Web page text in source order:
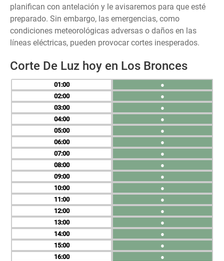
planifican con antelación y le avisaremos para que esté
preparado. Sin embargo, las emergencias, como
condiciones meteorológicas adversas o daños en las
líneas eléctricas, pueden provocar cortes inesperados.
Corte De Luz hoy en Los Bronces
01
02
03
04
05
06
07
08
09
10
11
12
13
14
15
16
●
●
●
●
●
●
●
●
●
●
●
●
●
●
●
●